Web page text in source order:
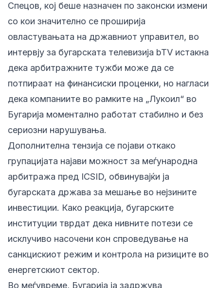
Спецов, кој беше назначен по законски измени
со кои значително се проширија
овластувањата на државниот управител, во
интервју за бугарската телевизија bTV истакна
дека арбитражните тужби може да се
потпираат на финансиски проценки, но нагласи
дека компаниите во рамките на „Лукоил“ во
Бугарија моментално работат стабилно и без
сериозни нарушувања.
Дополнителна тензија се појави откако
групацијата најави можност за меѓународна
арбитража пред ICSID, обвинувајќи ја
бугарската држава за мешање во нејзините
инвестиции. Како реакција, бугарските
институции тврдат дека нивните потези се
исклучиво насочени кон спроведување на
санкцискиот режим и контрола на ризиците во
енергетскиот сектор.
Во меѓувреме, Бугарија ја задржува